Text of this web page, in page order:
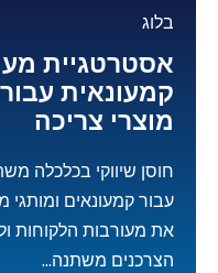
בלוג
אסטרטגיית
קמעונאית
מוצרי צריכה
חוסן שיווקי בכלכלה
עבור קמעונאים ומותגי
את מעורבות הלקוחות
הצרכנים משתנה...